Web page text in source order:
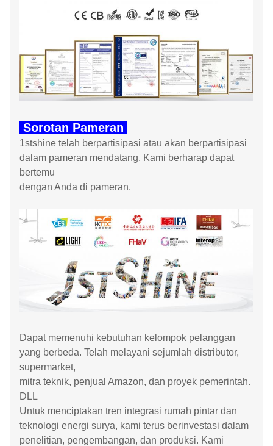
Sorotan Pameran
1stshine telah berpartisipasi atau akan berpartisipasi
dalam pameran mendatang. Kami berharap dapat
bertemu
dengan Anda di pameran.
Dapat memenuhi kebutuhan kelompok pelanggan
yang berbeda. Telah melayani sejumlah distributor,
supermarket,
mitra teknik, penjual Amazon, dan proyek pemerintah.
DLL
Untuk menciptakan tren integrasi rumah pintar dan
teknologi energi surya, kami terus berinvestasi dalam
penelitian, pengembangan, dan produksi. Kami